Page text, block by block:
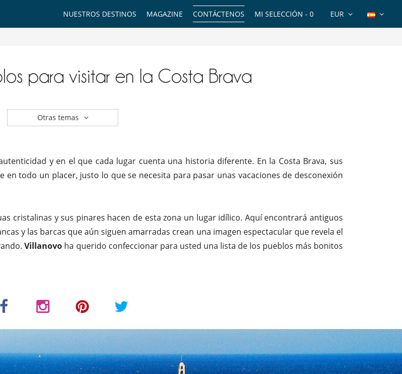
EUR
MI SELECCIÓN - 0
CONTÁCTENOS
MAGAZINE
NUESTROS DESTINOS
para visitar en la Costa Brava
Otras temas
y en el que cada lugar cuenta una historia diferente. En la Costa Brava, sus
todo un placer, justo lo que se necesita para pasar unas vacaciones de desconexión
cristalinas y sus pinares hacen de esta zona un lugar idílico. Aquí encontrará antiguos
y las barcas que aún siguen amarradas crean una imagen espectacular que revela el
Villanovo ha querido confeccionar para usted una lista de los pueblos más bonitos